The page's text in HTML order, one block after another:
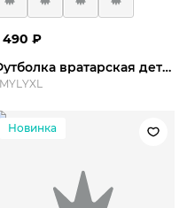
490 ₽
Футболка вратарская детская CSKA GK Jersey S/S 26/27 Y
YLYXL
Новинка